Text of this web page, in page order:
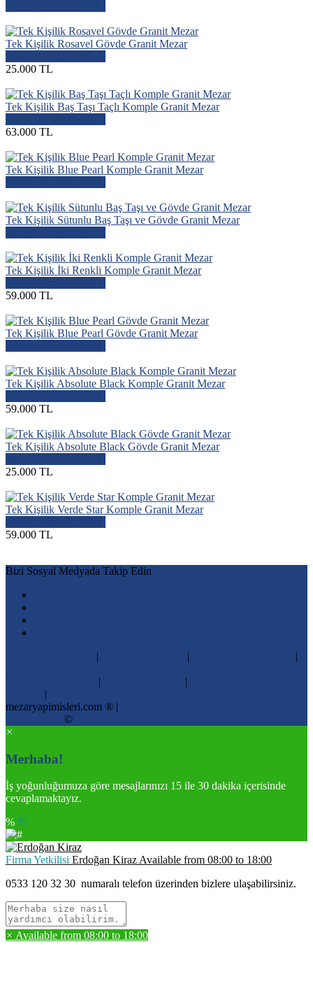
Tek Kişilik Rosavel Gövde Granit Mezar
25.000 TL
Tek Kişilik Baş Taşı Taçlı Komple Granit Mezar
63.000 TL
Tek Kişilik Blue Pearl Komple Granit Mezar
Tek Kişilik Sütunlu Baş Taşı ve Gövde Granit Mezar
Tek Kişilik İki Renkli Komple Granit Mezar
59.000 TL
Tek Kişilik Blue Pearl Gövde Granit Mezar
Tek Kişilik Absolute Black Komple Granit Mezar
59.000 TL
Tek Kişilik Absolute Black Gövde Granit Mezar
25.000 TL
Tek Kişilik Verde Star Komple Granit Mezar
59.000 TL
Bizi Sosyal Medyada Takip Edin
| |
|
| |
|
mezaryapimisleri.com ® |
©
×
Merhaba!
İş yoğunluğumuza göre mesajlarınızı 15 ile 30 dakika içerisinde
cevaplamaktayız.
% %
Firma Yetkilisi Erdoğan Kiraz Available from 08:00 to 18:00
0533 120 32 30 numaralı telefon üzerinden bizlere ulaşabilirsiniz.
× Available from 08:00 to 18:00